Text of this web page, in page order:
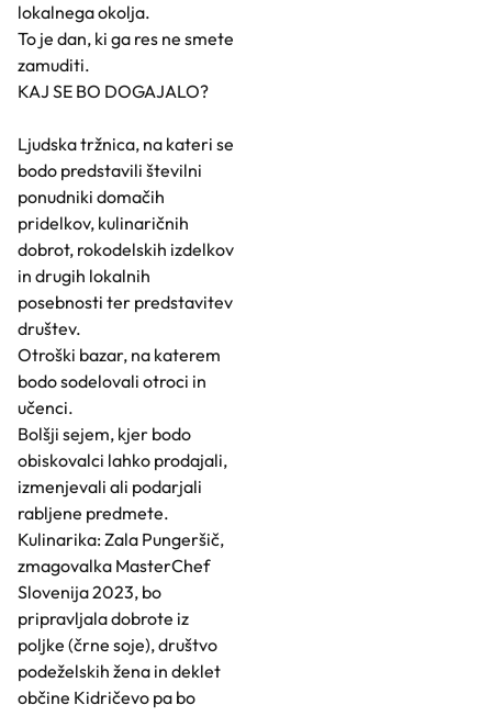
lokalnega okolja.
To je dan, ki ga res ne smete
zamuditi.
KAJ SE BO DOGAJALO?
Ljudska tržnica, na kateri se
bodo predstavili številni
ponudniki domačih
pridelkov, kulinaričnih
dobrot, rokodelskih izdelkov
in drugih lokalnih
posebnosti ter predstavitev
društev.
Otroški bazar, na katerem
bodo sodelovali otroci in
učenci.
Bolšji sejem, kjer bodo
obiskovalci lahko prodajali,
izmenjevali ali podarjali
rabljene predmete.
Kulinarika: Zala Pungeršič,
zmagovalka MasterChef
Slovenija 2023, bo
pripravljala dobrote iz
poljke (črne soje), društvo
podeželskih žena in deklet
občine Kidričevo pa bo